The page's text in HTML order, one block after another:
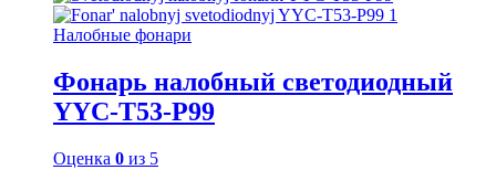
Налобные фонари
Фонарь налобный светодиодный
YYC-T53-P99
Оценка 0 из 5